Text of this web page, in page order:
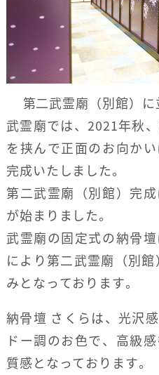
第二武霊廟（別館）に
武霊廟では、2021年秋
を挟んで正面のお向か
完成いたしました。
第二武霊廟（別館）完
が始まりました。
武霊廟の固定式の納骨
により第二武霊廟（別
みとなっております。
納骨壇 さくらは、光沢
ドー調のお色で、高級
質感となっております。